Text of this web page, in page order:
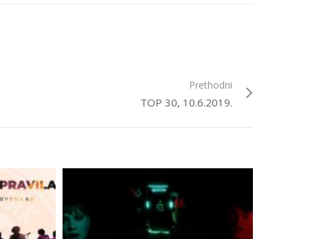
Prethodni
TOP 30, 10.6.2019.